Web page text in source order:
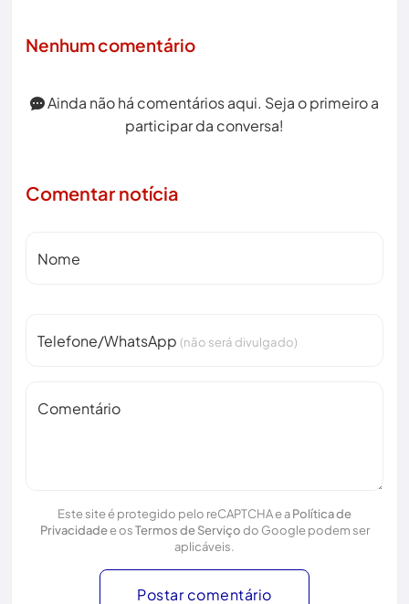
Nenhum comentário
Ainda não há comentários aqui. Seja o primeiro a
participar da conversa!
Comentar notícia
Nome
Telefone/WhatsApp (não será divulgado)
Comentário
Este site é protegido pelo reCAPTCHA e aPolítica de
Privacidadee osTermos de Serviçodo Google podem ser
aplicáveis.
Postar comentário